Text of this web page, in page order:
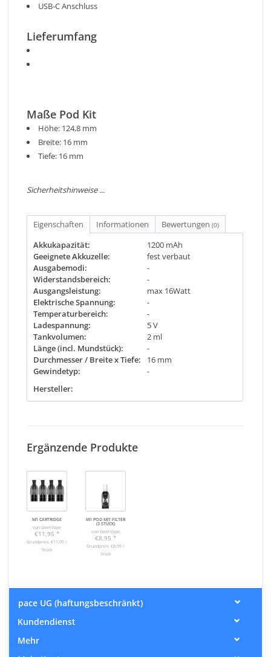
USB-C Anschluss
Lieferumfang
Maße Pod Kit
Höhe: 124,8 mm
Breite: 16 mm
Tiefe: 16 mm
Sicherheitshinweise ...
Eigenschaften Informationen Bewertungen (0)
Akkukapazität:
1200 mAh
Geeignete Akkuzelle:
fest verbaut
Ausgabemodi:
-
Widerstandsbereich:
-
Ausgangsleistung:
max 16Watt
Elektrische Spannung:
-
Temperaturbereich:
-
Ladespannung:
5 V
Tankvolumen:
2 ml
Länge (incl. Mundstück):
-
Durchmesser / Breite x Tiefe:
16 mm
Gewindetyp:
-
Hersteller:
Ergänzende Produkte
M1 CARTRIDGE
von GeekVape
€11,95 *
Grundpreis: €11,95 /
Stück
M1 POD MIT FILTER
(3 STÜCK)
von GeekVape
€8,95 *
Grundpreis: €8,95 /
Stück
pace UG (haftungsbeschränkt)
Kundendienst
Mehr